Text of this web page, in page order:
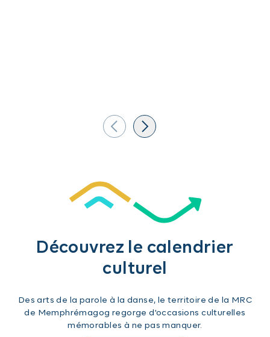
Découvrez le calendrier
culturel
Des arts de la parole à la danse, le territoire de la MRC
de Memphrémagog regorge d'occasions culturelles
mémorables à ne pas manquer.